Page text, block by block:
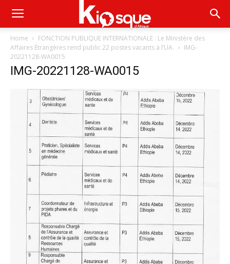
Home
FONCTION PUBLIQUE INTERNATIONALE : Le Ministère des
Affaires Étrangères rend public 22 postes vacants à l’UA.
IMG-
20221128-WA0015
IMG-20221128-WA0015